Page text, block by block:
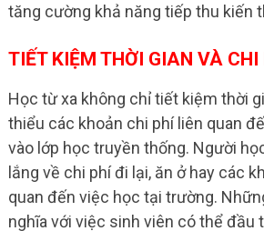
tăng cường khả năng tiếp thu kiến
TIẾT KIỆM THỜI GIAN VÀ CHI
Học từ xa không chỉ tiết kiệm thời
thiểu các khoản chi phí liên quan
vào lớp học truyền thống. Người
lắng về chi phí đi lại, ăn ở hay các
quan đến việc học tại trường.
nghĩa với việc sinh viên có thể đầu